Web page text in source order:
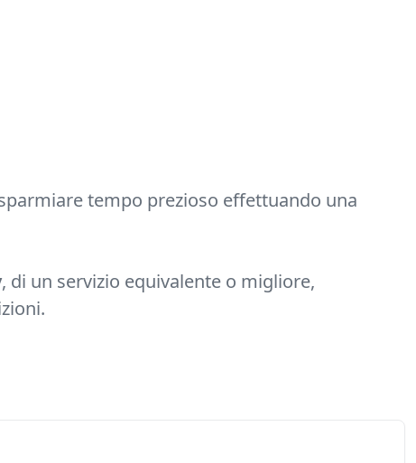
tempo prezioso effettuando una
, di un servizio equivalente o migliore,